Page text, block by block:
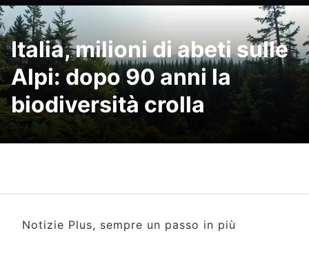
Italia, milioni di abeti sulle
Alpi: dopo 90 anni la
biodiversità crolla
Notizie Plus, sempre un passo in più